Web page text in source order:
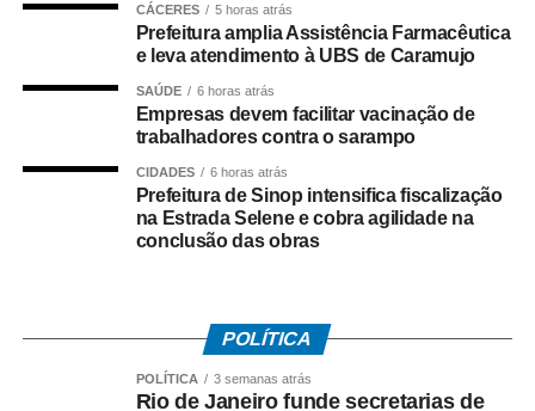
no cumprimento simultâneo dos mandados judiciais.
integrantes da organização criminosa e aprofundar a
apuração dos crimes relacionados ao tráfico de drogas e
à atuação da facção no município.
WhatsApp
Facebook
Twitter
Messenger
LinkedIn
Share
CÁCERES 5 horas atrás
Prefeitura amplia Assistência Farmacêutica
e leva atendimento à UBS de Caramujo
SAÚDE 6 horas atrás
Empresas devem facilitar vacinação de
trabalhadores contra o sarampo
CIDADES 6 horas atrás
Prefeitura de Sinop intensifica fiscalização
na Estrada Selene e cobra agilidade na
conclusão das obras
POLÍTICA
POLÍTICA 3 semanas atrás
Rio de Janeiro funde secretarias de